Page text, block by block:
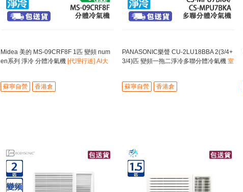
Midea 美的 MS-09CRF8F 1匹 變頻 num
en系列 淨冷 分體冷氣機 [代理行送] AI大
蘇寧自營 香港倉
PANASONIC樂聲 CU-2LU18BBA 2(3/4+
3/4)匹 變頻一拖二淨冷多聯分體冷氣機 室
蘇寧自營 香港倉